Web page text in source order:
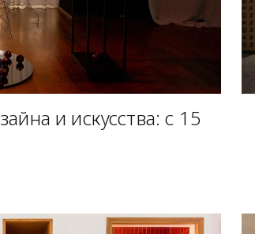
и искусства: с 15